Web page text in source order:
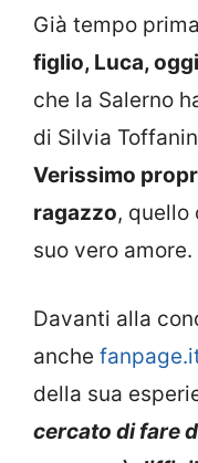
Già tempo
figlio, Luca,
che la Salerno
di Silvia
Verissimo
ragazzo, quello
suo vero amore.
Davanti alla
anche
della sua
cercato di fare